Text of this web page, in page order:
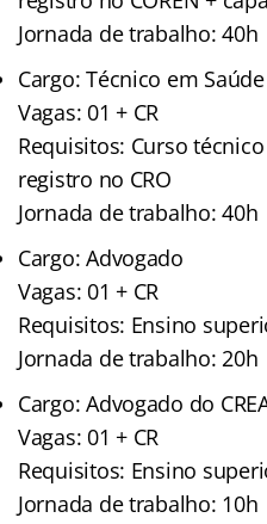
Jornada de trabalho: 40h
Cargo: Técnico em
Vagas: 01 + CR
Requisitos: Curso
registro no CRO
Jornada de trabalho: 40h
Cargo: Advogado
Vagas: 01 + CR
Requisitos: Ensino
Jornada de trabalho: 20h
Cargo: Advogado do
Vagas: 01 + CR
Requisitos: Ensino
Jornada de trabalho: 10h